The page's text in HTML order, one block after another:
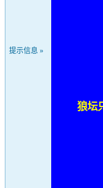
提示信息 »
狼坛